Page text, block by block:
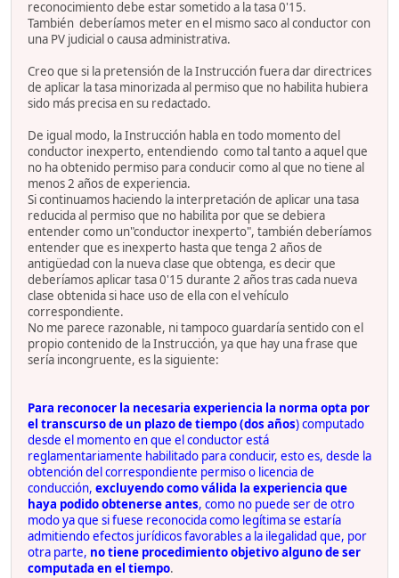
reconocimiento debe estar sometido a la tasa 0'15.
También deberíamos meter en el mismo saco al conductor con
una PV judicial o causa administrativa.
Creo que si la pretensión de la Instrucción fuera dar directrices
de aplicar la tasa minorizada al permiso que no habilita hubiera
sido más precisa en su redactado.
De igual modo, la Instrucción habla en todo momento del
conductor inexperto, entendiendo como tal tanto a aquel que
no ha obtenido permiso para conducir como al que no tiene al
menos 2 años de experiencia.
Si continuamos haciendo la interpretación de aplicar una tasa
reducida al permiso que no habilita por que se debiera
entender como un"conductor inexperto", también deberíamos
entender que es inexperto hasta que tenga 2 años de
antigüedad con la nueva clase que obtenga, es decir que
deberíamos aplicar tasa 0'15 durante 2 años tras cada nueva
clase obtenida si hace uso de ella con el vehículo
correspondiente.
No me parece razonable, ni tampoco guardaría sentido con el
propio contenido de la Instrucción, ya que hay una frase que
sería incongruente, es la siguiente:
Para reconocer la necesaria experiencia la norma opta por
el transcurso de un plazo de tiempo (dos años) computado
desde el momento en que el conductor está
reglamentariamente habilitado para conducir, esto es, desde la
obtención del correspondiente permiso o licencia de
conducción, excluyendo como válida la experiencia que
haya podido obtenerse antes, como no puede ser de otro
modo ya que si fuese reconocida como legítima se estaría
admitiendo efectos jurídicos favorables a la ilegalidad que, por
otra parte, no tiene procedimiento objetivo alguno de ser
computada en el tiempo.